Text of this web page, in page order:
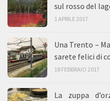
sul rosso del
1 APRILE 2017
Una Trento –
sarete felici di
18 FEBBRAIO 2017
La zuppa